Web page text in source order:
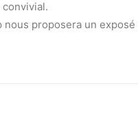
proposera un